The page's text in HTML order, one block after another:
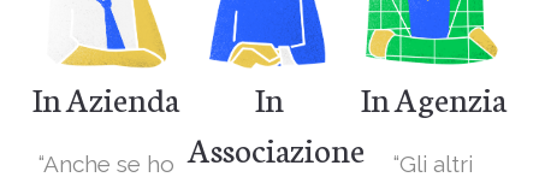
In Azienda
“Anche se ho
In
Associazione
In Agenzia
“Gli altri